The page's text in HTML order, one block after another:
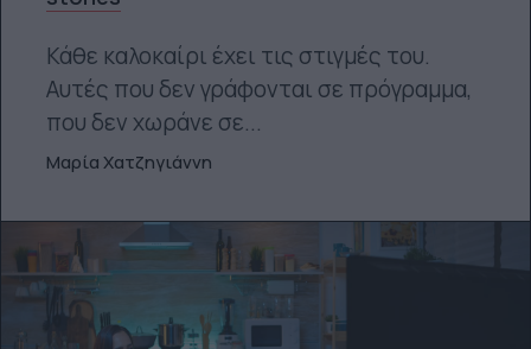
Κάθε καλοκαίρι έχει τις στιγμές του.
Αυτές που δεν γράφονται σε πρόγραμμα,
που δεν χωράνε σε...
Μαρία Χατζηγιάννη